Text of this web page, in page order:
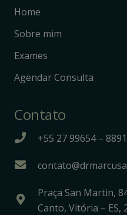
Home
Sobre mim
Exames
Agendar Consulta
Contato
+55 27 99654 – 8891
Praça San Martin,
Canto, Vitória – ES,